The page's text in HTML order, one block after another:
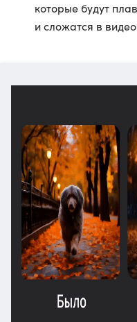
которые будут
и сложатся в